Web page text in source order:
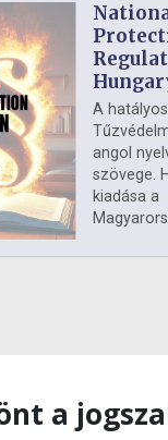
A
angol
szövege.
kiadása a
a